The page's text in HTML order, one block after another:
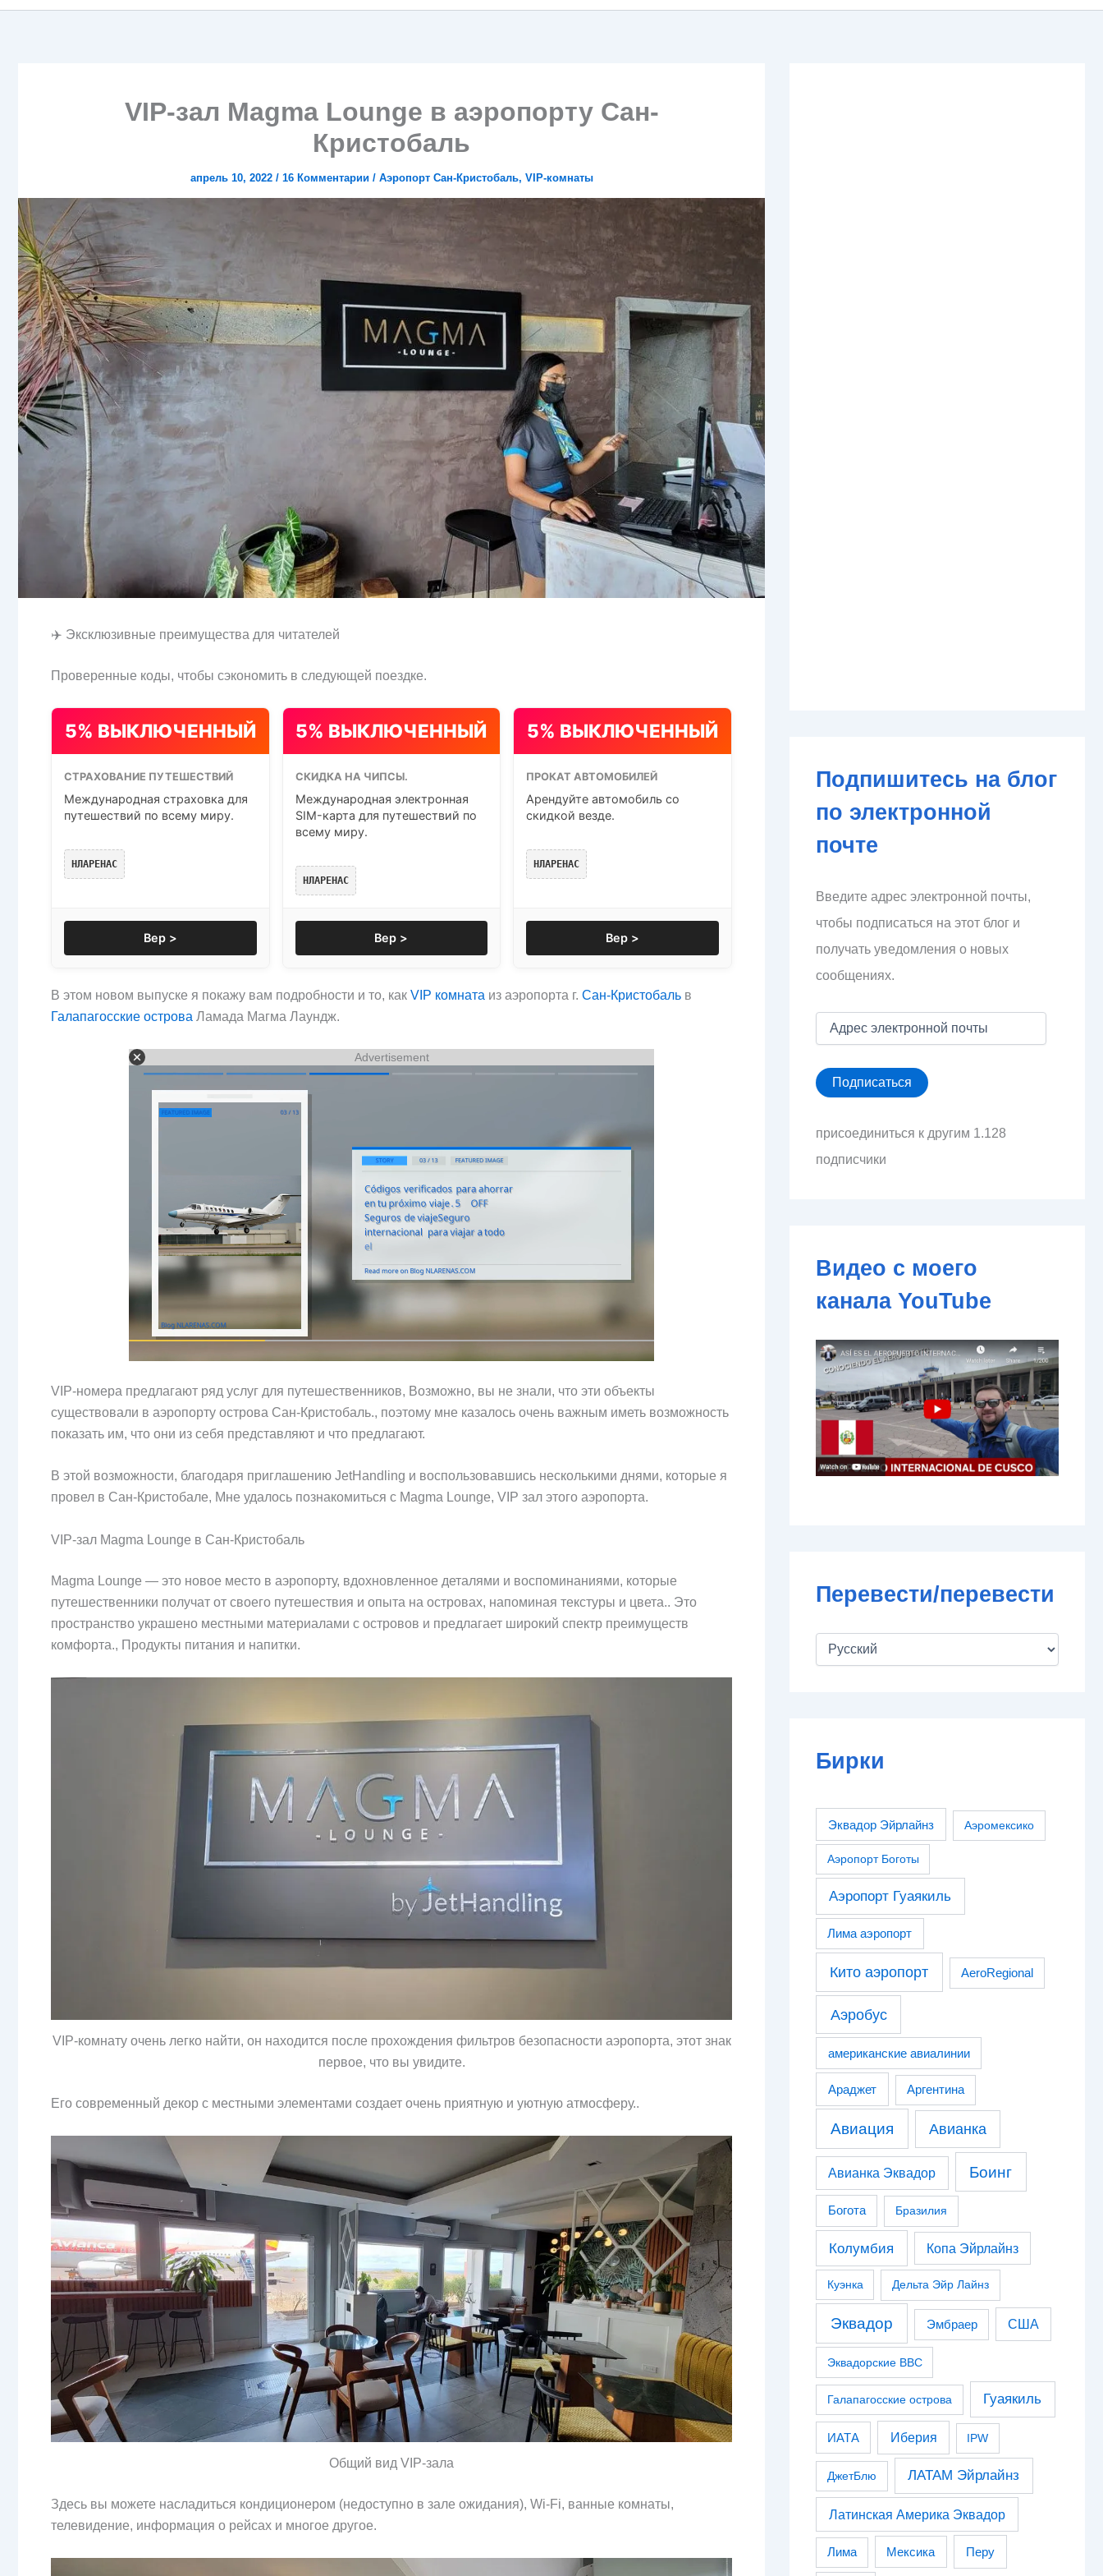
VIP-зал Magma Lounge в аэропорту Сан-
Кристобаль
апрель 10, 2022 / 16 Комментарии / Аэропорт Сан-Кристобаль, VIP-комнаты
✈️ Эксклюзивные преимущества для читателей
Проверенные коды, чтобы сэкономить в следующей поездке.
5% ВЫКЛЮЧЕННЫЙ
СТРАХОВАНИЕ ПУТЕШЕСТВИЙ
Международная страховка для
путешествий по всему миру.
НЛАРЕНАС
Вер >
5% ВЫКЛЮЧЕННЫЙ
СКИДКА НА ЧИПСЫ.
Международная электронная
SIM-карта для путешествий по
всему миру.
НЛАРЕНАС
Вер >
5% ВЫКЛЮЧЕННЫЙ
ПРОКАТ АВТОМОБИЛЕЙ
Арендуйте автомобиль со
скидкой везде.
НЛАРЕНАС
Вер >
В этом новом выпуске я покажу вам подробности и то, как VIP комната из аэропорта г. Сан-Кристобаль в
Галапагосские острова Ламада Магма Лаундж.
Advertisement
VIP-номера предлагают ряд услуг для путешественников, Возможно, вы не знали, что эти объекты
существовали в аэропорту острова Сан-Кристобаль., поэтому мне казалось очень важным иметь возможность
показать им, что они из себя представляют и что предлагают.
В этой возможности, благодаря приглашению JetHandling и воспользовавшись несколькими днями, которые я
провел в Сан-Кристобале, Мне удалось познакомиться с Magma Lounge, VIP зал этого аэропорта.
VIP-зал Magma Lounge в Сан-Кристобаль
Magma Lounge — это новое место в аэропорту, вдохновленное деталями и воспоминаниями, которые
путешественники получат от своего путешествия и опыта на островах, напоминая текстуры и цвета.. Это
пространство украшено местными материалами с островов и предлагает широкий спектр преимуществ
комфорта., Продукты питания и напитки.
VIP-комнату очень легко найти, он находится после прохождения фильтров безопасности аэропорта, этот знак
первое, что вы увидите.
Его современный декор с местными элементами создает очень приятную и уютную атмосферу..
Общий вид VIP-зала
Здесь вы можете насладиться кондиционером (недоступно в зале ожидания), Wi-Fi, ванные комнаты,
телевидение, информация о рейсах и многое другое.
Подпишитесь на блог
по электронной
почте
Введите адрес электронной почты,
чтобы подписаться на этот блог и
получать уведомления о новых
сообщениях.
е
с
е
т
й
о
ы
Подписаться
присоединиться к другим 1.128
подписчики
Видео с моего
канала YouTube
Перевести/перевести
Бирки
Эквадор Эйрлайнз Аэромексико
Аэропорт Боготы
Аэропорт Гуаякиль
Лима аэропорт
Кито аэропорт AeroRegional
Аэробус
американские авиалинии
Араджет Аргентина
Авиация Авианка
Авианка Эквадор Боинг
Богота Бразилия
Колумбия Копа Эйрлайнз
Куэнка Дельта Эйр Лайнз
Эквадор Эмбраер США
Эквадорские ВВС
Галапагосские острова Гуаякиль
ИАТА Иберия IPW
ДжетБлю ЛАТАМ Эйрлайнз
Латинская Америка Эквадор
Лима Мексика Перу